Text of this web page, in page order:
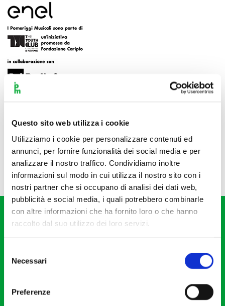
Questo sito web utilizza i cookie
Utilizziamo i cookie per personalizzare contenuti ed
annunci, per fornire funzionalità dei social media e per
analizzare il nostro traffico. Condividiamo inoltre
informazioni sul modo in cui utilizza il nostro sito con i
nostri partner che si occupano di analisi dei dati web,
pubblicità e social media, i quali potrebbero combinarle
con altre informazioni che ha fornito loro o che hanno
raccolto dal suo utilizzo dei loro servizi.
delNecessari
Preferenze
20121 Milano